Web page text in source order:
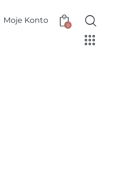
Moje Konto
0